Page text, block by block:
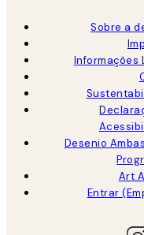
Sobre a
Informações
Desenio
Art
Entrar